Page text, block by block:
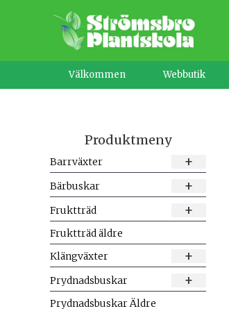
Välkommen Webbutik
Produktmeny
+
Barrväxter
+
Bärbuskar
+
Fruktträd
Fruktträd äldre
+
Klängväxter
+
Prydnadsbuskar
Prydnadsbuskar Äldre